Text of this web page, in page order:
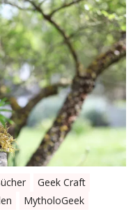
Geek Craft
MytholoGeek